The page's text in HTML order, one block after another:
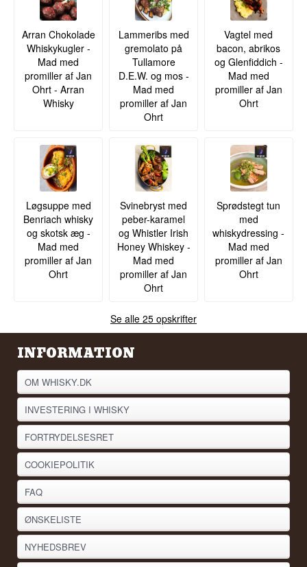
Arran Chokolade
Whiskykugler -
Mad med
promiller af Jan
Ohrt - Arran
Whisky
Lammeribs med
gremolato på
Tullamore
D.E.W. og mos -
Mad med
promiller af Jan
Ohrt
Vagtel med
bacon, abrikos
og Glenfiddich -
Mad med
promiller af Jan
Ohrt
Løgsuppe med
Benriach whisky
og skotsk æg -
Mad med
promiller af Jan
Ohrt
Svinebryst med
peber-karamel
og Whistler Irish
Honey Whiskey -
Mad med
promiller af Jan
Ohrt
Sprødstegt tun
med
whiskydressing -
Mad med
promiller af Jan
Ohrt
Se alle 25 opskrifter
INFORMATION
OM WHISKY.DK
INVESTERING I WHISKY
FORTRYDELSESRET
COOKIEPOLITIK
FAQ
ØNSKELISTE
NYHEDSBREV